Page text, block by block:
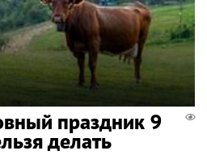
праздник 9
делать